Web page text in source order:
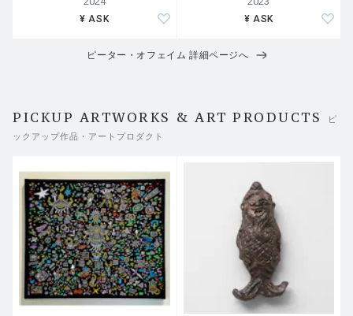
¥ ASK ¥ ASK
ピーター・オフェイム 詳細ページへ
PICKUP ARTWORKS & ART PRODUCTS
ピ
ックアップ作品・アートプロダクト